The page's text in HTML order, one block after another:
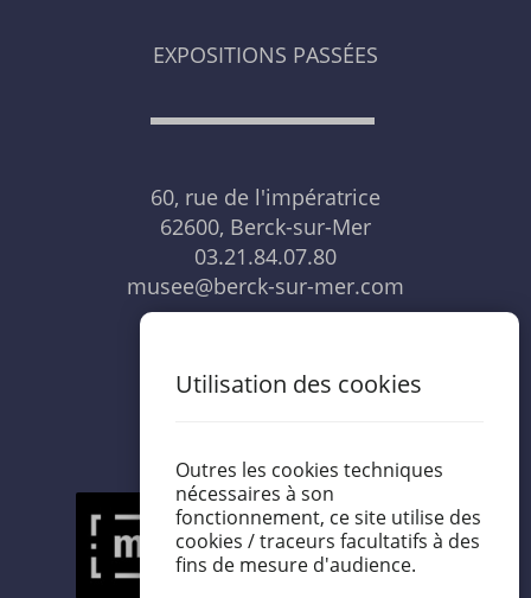
EXPOSITIONS PASSÉES
60, rue de l'impératrice
62600, Berck-sur-Mer
03.21.84.07.80
musee@berck-sur-mer.com
Utilisation des cookies
Outres les cookies techniques
nécessaires à son
fonctionnement, ce site utilise des
cookies / traceurs facultatifs à des
fins de mesure d'audience.